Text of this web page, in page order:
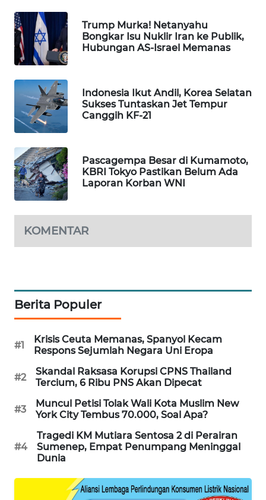
Trump Murka! Netanyahu
Bongkar Isu Nuklir Iran ke Publik,
Hubungan AS-Israel Memanas
Indonesia Ikut Andil, Korea Selatan
Sukses Tuntaskan Jet Tempur
Canggih KF-21
Pascagempa Besar di Kumamoto,
KBRI Tokyo Pastikan Belum Ada
Laporan Korban WNI
KOMENTAR
Berita Populer
#1
Krisis Ceuta Memanas, Spanyol Kecam
Respons Sejumlah Negara Uni Eropa
#2
Skandal Raksasa Korupsi CPNS Thailand
Tercium, 6 Ribu PNS Akan Dipecat
#3
Muncul Petisi Tolak Wali Kota Muslim New
York City Tembus 70.000, Soal Apa?
#4
Tragedi KM Mutiara Sentosa 2 di Perairan
Sumenep, Empat Penumpang Meninggal
Dunia
LIKUPANG
WN
LABUANBAJO
WN
BORNEO
Wahana
Media
Group
WAHANA
NEWS
WAHANA
WAHANA
KONSUMEN
WAHANA
LISTRIK
WAHANA
TRAVEL